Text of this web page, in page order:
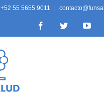
+52 55 5655 9011
FacebookTwitter